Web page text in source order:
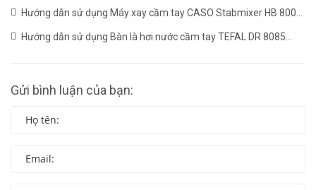
(20/07/2021)
Hướng dẫn sử dụng Máy xay cầm tay CASO Stabmixer HB 800
(08/05/2021)
Hướng dẫn sử dụng Bàn là hơi nước cầm tay TEFAL DR 8085
Gửi bình luận của bạn: